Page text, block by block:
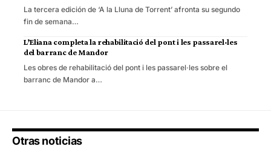
La tercera edición de ‘A la Lluna de Torrent’ afronta su segundo
fin de semana…
L’Eliana completa la rehabilitació del pont i les passarel·les
del barranc de Mandor
Les obres de rehabilitació del pont i les passarel·les sobre el
barranc de Mandor a…
Otras noticias